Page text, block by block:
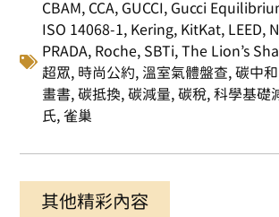
CBAM CCA GUCCI Gucci
ISO 14068-1
Kering KitKat LEED
PRADA
Roche SBTi ,The Lion’s
超眾
時尚公約 溫室氣體盤查 ,碳中和
畫書 ,碳抵換 ,碳減量 ,碳稅 ,科學基礎
氏 ,雀巢
其他精彩內容